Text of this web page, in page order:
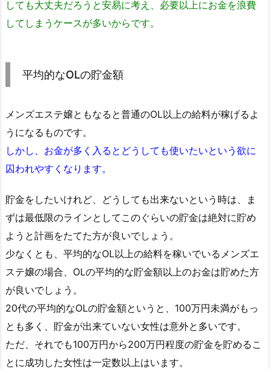
しても大丈夫だろうと安易に考え、必要以上にお金を浪費
してしまうケースが多いからです。
平均的なOLの貯金額
メンズエステ嬢ともなると普通のOL以上の給料が稼げるよ
うになるものです。
しかし、お金が多く入るとどうしても使いたいという欲に
囚われやすくなります。
貯金をしたいけれど、どうしても出来ないという時は、ま
ずは最低限のラインとしてこのぐらいの貯金は絶対に貯め
ようと計画をたてた方が良いでしょう。
少なくとも、平均的なOL以上の給料を稼いでいるメンズエ
ステ嬢の場合、OLの平均的な貯金額以上のお金は貯めた方
が良いでしょう。
20代の平均的なOLの貯金額というと、100万円未満がもっ
とも多く、貯金が出来ていない女性は意外と多いです。
ただ、それでも100万円から200万円程度の貯金を貯めるこ
とに成功した女性は一定数以上はいます。